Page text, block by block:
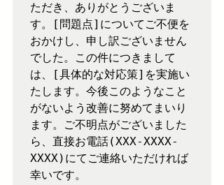
ただき、ありがとうございま
す。[問題点]についてご不便を
おかけし、申し訳ございません
でした。この件につきまして
は、[具体的な対応策]を実施い
たします。今後このようなこと
がないよう改善に努めてまいり
ます。ご不明点がございました
ら、直接お電話(XXX-XXXX-
XXXX)にてご連絡いただければ
幸いです。